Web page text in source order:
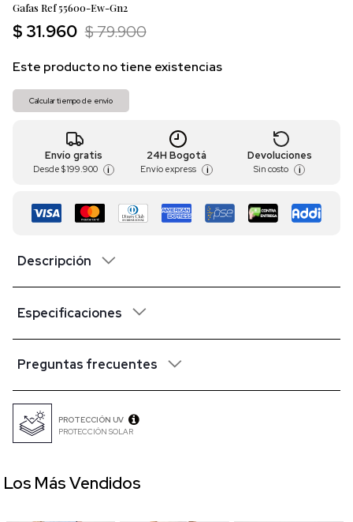
Gafas Ref 55600-Ew-Gn2
$ 31.960 $ 79.900
Este producto no tiene existencias
Calcular tiempo de envío
Envío gratis
Desde $ 199.900 i
24H Bogotá
Envío express i
Devoluciones
Sin costo i
Descripción
Especificaciones
Preguntas frecuentes
PROTECCIÓN UV
PROTECCIÓN SOLAR
Los Más Vendidos